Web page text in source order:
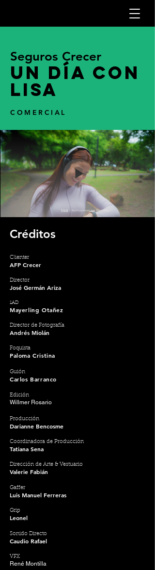
Seguros Crecer
Un día con
Lisa
COMERCIAL
Créditos
Clienter
AFP Crecer
Director
José Germán Ariza
1AD
Mayerling Otañez
Director de Fotografía
Andrés Miolán
Foquista
Paloma Cristina
Guión
Carlos Barranco
Edición
Willmer Rosario
Producción
Darianne Bencosme
Coordinadora de Producción
Tatiana Sena
Dirección de Arte & Vestuario
Valerie Fabián
Gaffer
Luis Manuel Ferreras
Grip
Leonel
Sonido Directo
Caudio Rafael
VFX
René Montilla